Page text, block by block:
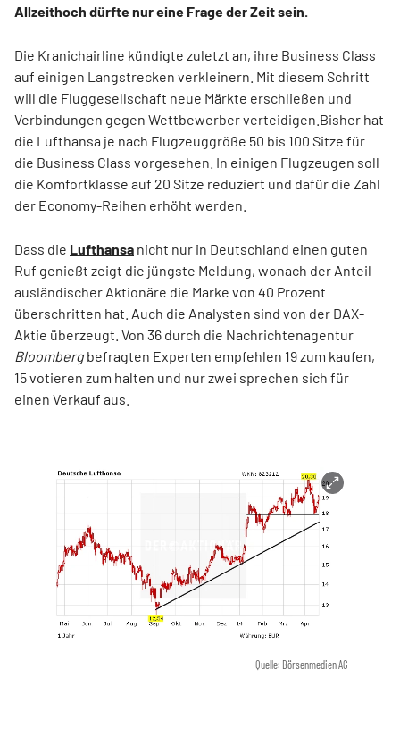
Allzeithoch dürfte nur eine Frage der Zeit sein.
Die Kranichairline kündigte zuletzt an, ihre Business Class
auf einigen Langstrecken verkleinern. Mit diesem Schritt
will die Fluggesellschaft neue Märkte erschließen und
Verbindungen gegen Wettbewerber verteidigen.Bisher hat
die Lufthansa je nach Flugzeuggröße 50 bis 100 Sitze für
die Business Class vorgesehen. In einigen Flugzeugen soll
die Komfortklasse auf 20 Sitze reduziert und dafür die Zahl
der Economy-Reihen erhöht werden.
Dass die Lufthansa nicht nur in Deutschland einen guten
Ruf genießt zeigt die jüngste Meldung, wonach der Anteil
ausländischer Aktionäre die Marke von 40 Prozent
überschritten hat. Auch die Analysten sind von der DAX-
Aktie überzeugt. Von 36 durch die Nachrichtenagentur
Bloombergbefragten Experten empfehlen 19 zum kaufen,
15 votieren zum halten und nur zwei sprechen sich für
einen Verkauf aus.
Quelle: Börsenmedien AG